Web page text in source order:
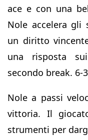
ace e con una
Nole accelera gli
un diritto
una risposta
secondo break. 6-
Nole a passi
vittoria. Il
strumenti per